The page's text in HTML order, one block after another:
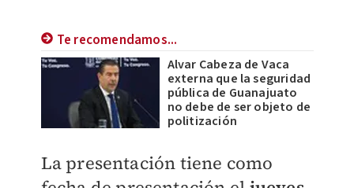
Te recomendamos...
Alvar Cabeza de Vaca
externa que la seguridad
pública de Guanajuato
no debe de ser objeto de
politización
La presentación tiene como